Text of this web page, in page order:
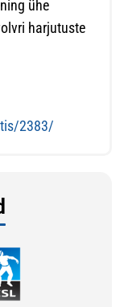
ühe
harjutuste
2383/